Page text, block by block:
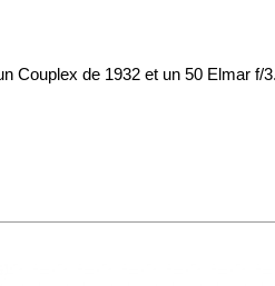
de 1932 et un 50 Elmar